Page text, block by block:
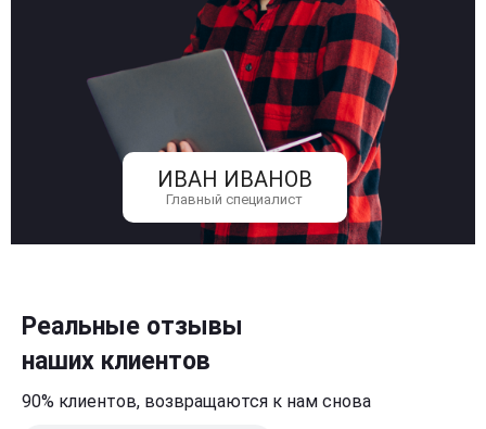
ИВАН ИВАНОВ
Главный специалист
Реальные отзывы
наших клиентов
90% клиентов, возвращаются к нам снова